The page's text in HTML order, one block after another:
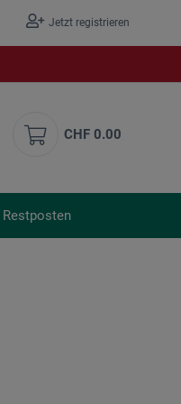
Jetzt registrieren
CHF 0.00
Restposten